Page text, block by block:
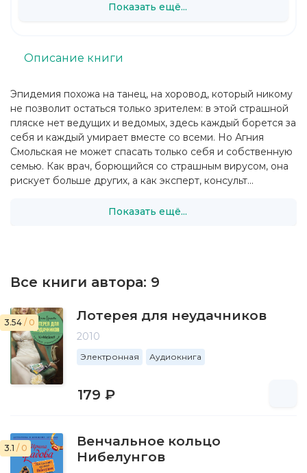
Эпидемия похожа на танец, на хоровод, который никому
не позволит остаться только зрителем: в этой страшной
пляске нет ведущих и ведомых, здесь каждый борется за
себя и каждый умирает вместе со всеми. Но Агния
Смольская не может спасать только себя и собственную
семью. Как врач, борющийся со страшным вирусом, она
рискует больше других, а как эксперт, консульт...
Показать ещё...
Описание книги
Все книги автора: 9
3.54 / 0 Лотерея для неудачников
2010
Электронная Аудиокнига
179 ₽
3.1 / 0
Венчальное кольцо
Нибелунгов
Показать ещё...